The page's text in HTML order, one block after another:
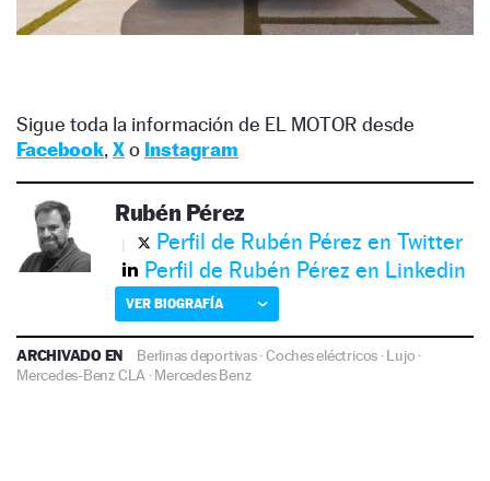
Sigue toda la información de EL MOTOR desde
Facebook, Xo Instagram
Rubén Pérez
Perfil de Rubén Pérez en Twitter
Perfil de Rubén Pérez en Linkedin
VER BIOGRAFÍA
ARCHIVADO EN Berlinas deportivas·Coches eléctricos ·Lujo ·
Mercedes-Benz CLA ·Mercedes Benz